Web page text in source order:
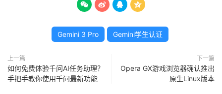
   
Gemini 3 Pro Gemini学生认证
上一篇
如何免费体验千问AI任务助理？
手把手教你使用千问最新功能
下一篇
Opera GX游戏浏览器确认推出
原生Linux版本